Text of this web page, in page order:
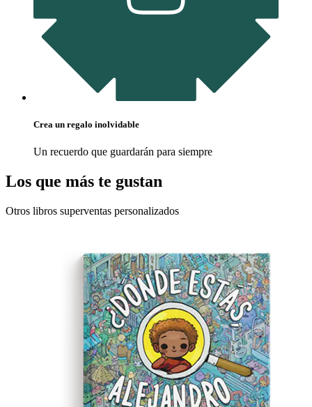
Crea un regalo inolvidable
Un recuerdo que guardarán para siempre
Los que más te gustan
Otros libros superventas personalizados